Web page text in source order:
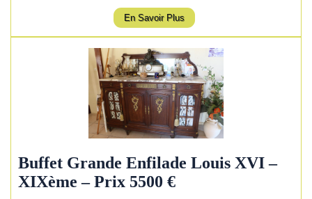
En Savoir Plus
Buffet Grande Enfilade Louis XVI –
XIXème – Prix 5500 €